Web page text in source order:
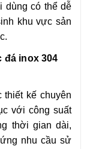
dùng có thể dễ
khu vực sản
đá inox 304
kế chuyên
với công suất
thời gian dài,
nhu cầu sử